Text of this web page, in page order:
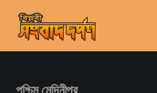
পশ্চিম মেদিনীপুর